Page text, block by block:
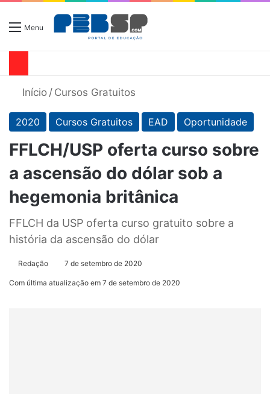
Menu
Início / Cursos Gratuitos
2020 Cursos Gratuitos EAD Oportunidade
FFLCH/USP oferta curso sobre
a ascensão do dólar sob a
hegemonia britânica
FFLCH da USP oferta curso gratuito sobre a
história da ascensão do dólar
Redação 7 de setembro de 2020
Com última atualização em 7 de setembro de 2020